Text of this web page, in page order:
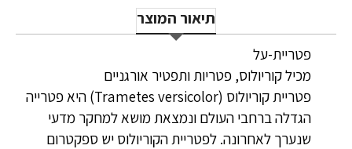
תיאור המוצר
פטריית-על
מכיל קוריולוס, פטריות ותפטיר אורגניים
פטריית קוריולוס (Trametes versicolor) היא פטרייה
הגדלה ברחבי העולם ונמצאת מושא למחקר מדעי
שנערך לאחרונה. לפטריית הקוריולוס יש ספקטרום